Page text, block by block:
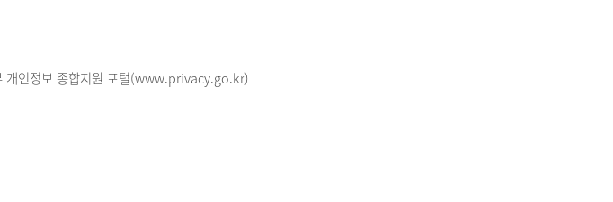
개인정보 종합지원 포털(www.privacy.go.kr)